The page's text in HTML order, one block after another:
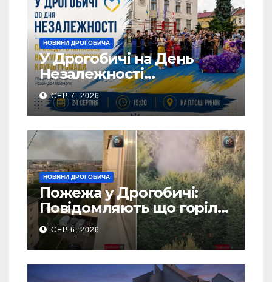
НОВИНИ ДРОГОБИЧА
У Дрогобичі на День
Незалежності
виступатимуть спортивні
клубів громадии
СЕР 7, 2026
НОВИНИ ДРОГОБИЧА
Пожежа у Дрогобичі:
Повідомляють що горіло
5 гаражів (Відео)
СЕР 6, 2026